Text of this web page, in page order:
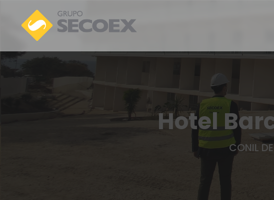
Hotel
CONIL